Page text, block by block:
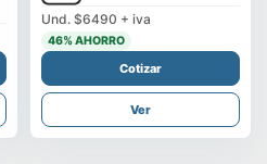
Und. $6490 + iva
46% AHORRO
Cotizar
Ver